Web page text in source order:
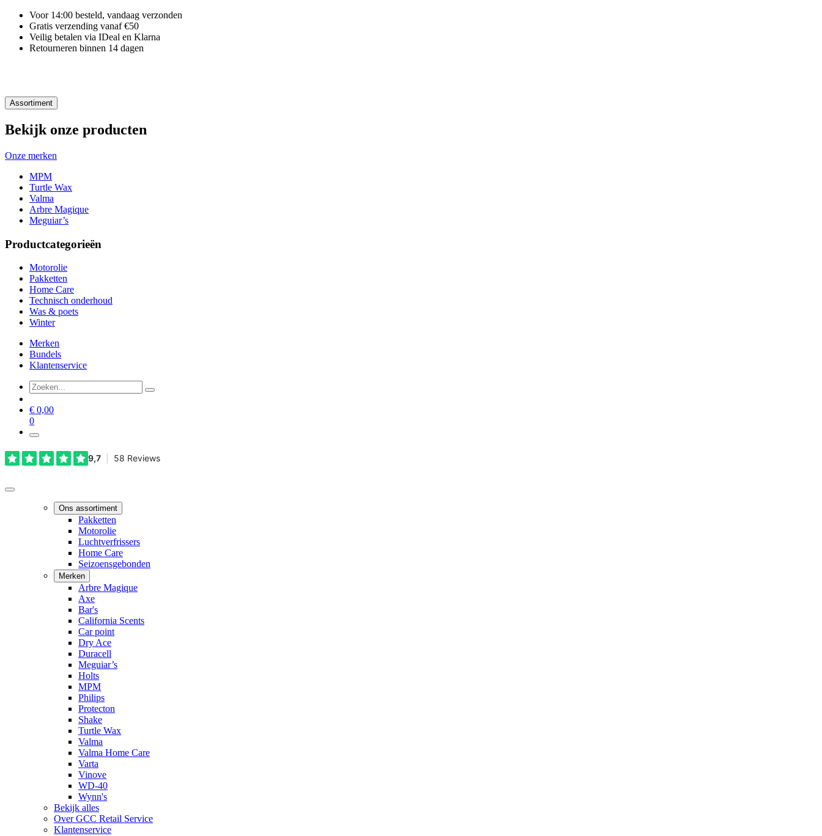
Voor 14:00 besteld, vandaag verzonden
Gratis verzending vanaf €50
Veilig betalen via IDeal en Klarna
Retourneren binnen 14 dagen
Assortiment
Bekijk onze producten
Onze merken
MPM
Turtle Wax
Valma
Arbre Magique
Meguiar’s
Productcategorieën
Motorolie
Pakketten
Home Care
Technisch onderhoud
Was & poets
Winter
Merken
Bundels
Klantenservice
€ 0,00
0
Ons assortiment
Pakketten
Motorolie
Luchtverfrissers
Home Care
Seizoensgebonden
Merken
Arbre Magique
Axe
Bar's
California Scents
Car point
Dry Ace
Duracell
Meguiar’s
Holts
MPM
Philips
Protecton
Shake
Turtle Wax
Valma
Valma Home Care
Varta
Vinove
WD-40
Wynn's
Bekijk alles
Over GCC Retail Service
Klantenservice